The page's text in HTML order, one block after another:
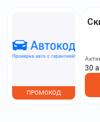
ПРОМОКОД
30